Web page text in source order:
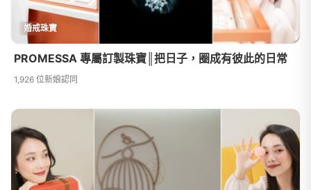
婚戒珠寶
PROMESSA 專屬訂製珠寶║把日子，圈成有彼此的日常
1,926 位新娘認同